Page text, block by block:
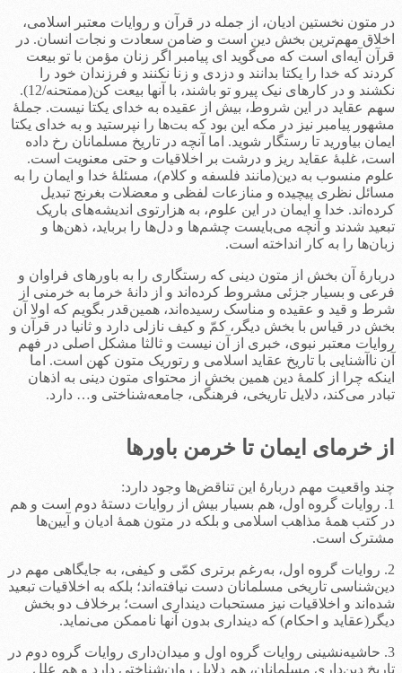
در متون نخستین ادیان، از جمله در قرآن و روایات معتبر اسلامی،
اخلاق مهم‌ترین بخش دین است و ضامن سعادت و نجات انسان. در
قرآن آیه‌ای است که می‌گوید ای پیامبر اگر زنان مؤمن با تو بیعت
کردند که خدا را یکتا بدانند و دزدی و زنا نکنند و فرزندان خود را
نکشند و در کارهای نیک پیرو تو باشند، با آنها بیعت کن(ممتحنه/12).
سهم عقاید در این شروط، بیش از عقیده به خدای یکتا نیست. جملۀ
مشهور پیامبر نیز در مکه این بود که بت‌ها را نپرستید و به خدای یکتا
ایمان بیاورید تا رستگار شوید. اما آنچه در تاریخ مسلمانان رخ داده
است، غلبۀ عقاید ریز و درشت بر اخلاقیات و حتی معنویت است.
علوم منسوب به دین(مانند فلسفه و کلام)، مسئلۀ خدا و ایمان را به
مسائل نظری پیچیده و منازعات لفظی و معضلات بغرنج تبدیل
کرده‌اند. خدا و ایمان در این علوم، به هزارتوی اندیشه‌های باریک
تبعید شدند و آنچه می‌بایست چشم‌ها و دل‌ها را برباید، ذهن‌ها و
زبان‌ها را به کار انداخته است.
دربارۀ آن بخش از متون دینی که رستگاری را به باورهای فراوان و
فرعی و بسیار جزئی مشروط کرده‌اند و از دانۀ خرما به خرمنی از
شرط و قید و عقیده و مناسک رسیده‌اند، همین‌قدر بگویم که اولا آن
بخش در قیاس با بخش دیگر، کمّ و کیف نازلی دارد و ثانیا در قرآن و
روایات معتبر نبوی، خبری از آن نیست و ثالثا مشکل اصلی در فهم
آن ناآشنایی با تاریخ عقاید اسلامی و رتوریک متون کهن است. اما
اینکه چرا از کلمۀ دین همین بخش از محتوای متون دینی به اذهان
تبادر می‌کند، دلایل تاریخی، فرهنگی، جامعه‌شناختی و… دارد.
از خرمای ایمان تا خرمن باورها
چند واقعیت مهم دربارۀ این تناقض‌ها وجود دارد:
1. روایات گروه اول، هم بسیار بیش از روایات دستۀ دوم است و هم
در کتب همۀ مذاهب اسلامی و بلکه در متون همۀ ادیان و آیین‌ها
مشترک است.
2. روایات گروه اول، به‌رغم برتری کمّی و کیفی، به جایگاهی مهم در
دین‌شناسی تاریخی مسلمانان دست نیافته‌اند؛ بلکه به اخلاقیات تبعید
شده‌اند و اخلاقیات نیز مستحبات دینداری است؛ برخلاف دو بخش
دیگر(عقاید و احکام) که دینداری بدون آنها ناممکن می‌نماید.
3. حاشیه‌نشینی روایات گروه اول و میدان‌داری روایات گروه دوم در
تاریخ دین‌داری مسلمانان، هم دلایل روان‌شناختی دارد و هم علل